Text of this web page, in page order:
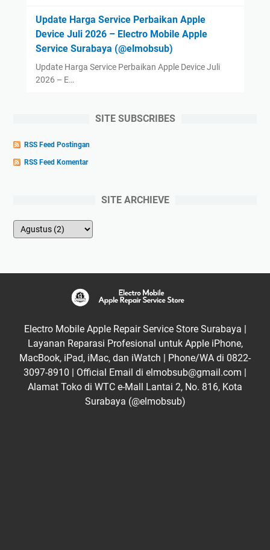
Update Harga Service Perbaikan Apple
Device Juli 2026 – Electro Mobile Apple
Service Surabaya (@elmobsub)
Update Harga Service Perbaikan Apple Device Juli
2026 – E…
SITE SUBSCRIBES
RSS Feed Postingan
RSS Feed Komentar
SITE ARCHIEVE
Electro Mobile Apple Repair Service Store Surabaya |
Layanan Reparasi Profesional untuk Apple iPhone,
MacBook, iPad, iMac, dan iWatch | Phone/WA di 0822-
3097-8910 | Official Email di elmobsub@gmail.com |
Alamat Toko di WTC e-Mall Lantai 2, No. 816, Kota
Surabaya (@elmobsub)